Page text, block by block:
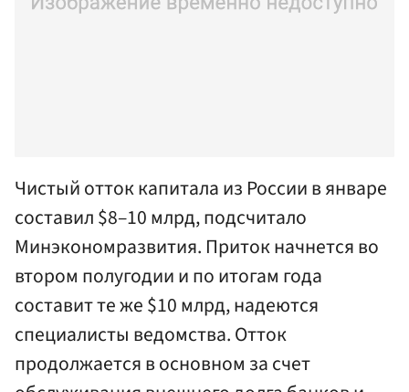
Чистый отток капитала из России в январе
составил $8–10 млрд, подсчитало
Минэкономразвития. Приток начнется во
втором полугодии и по итогам года
составит те же $10 млрд, надеются
специалисты ведомства. Отток
продолжается в основном за счет